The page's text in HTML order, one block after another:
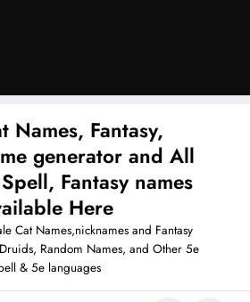
Names, Fantasy,
generator and All
Fantasy names
Here
Cat Names,nicknames and Fantasy
Random Names, and Other 5e
& 5e languages